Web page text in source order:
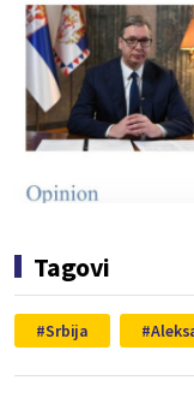
Tagovi
Srbija